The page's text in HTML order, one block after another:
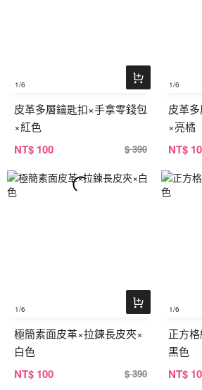
1/6
皮革多層鑰匙扣×手拿零錢包
×紅色
NT$ 100 $ 390
1/6
皮革
×亮橘
NT$
1/6
極簡素面皮革×拉鍊長皮夾×
白色
NT$ 100 $ 390
1/6
正方
黑色
NT$